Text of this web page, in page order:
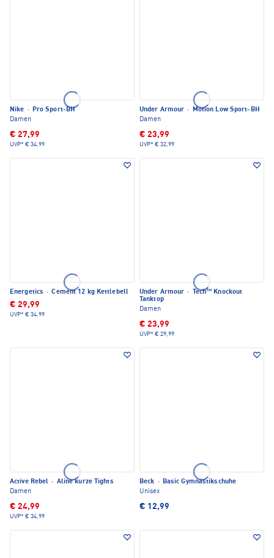
Nike · Pro Sport-BH
Damen
€ 27,99
UVP* € 34,99
Under Armour ·
Motion Low Sport-BH
Damen
€ 23,99
UVP* € 32,99
Energetics · Cement 12 kg Kettlebell
€ 29,99
UVP* € 34,99
Under Armour ·
Tech™ Knockout
Tanktop
Damen
€ 23,99
UVP* € 29,99
Active Rebel · Aline kurze Tights
Damen
€ 24,99
UVP* € 34,99
Beck · Basic Gymnastikschuhe
Unisex
€ 12,99